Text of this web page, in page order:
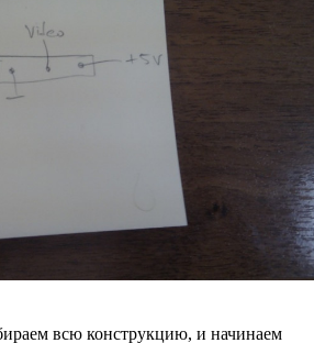
всю конструкцию, и начинаем